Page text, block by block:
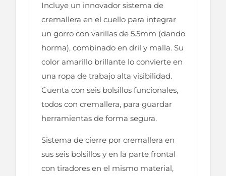
Incluye un innovador sistema de
cremallera en el cuello para integrar
un gorro con varillas de 5.5mm (dando
horma), combinado en dril y malla. Su
color amarillo brillante lo convierte en
una ropa de trabajo alta visibilidad.
Cuenta con seis bolsillos funcionales,
todos con cremallera, para guardar
herramientas de forma segura.
Sistema de cierre por cremallera en
sus seis bolsillos y en la parte frontal
con tiradores en el mismo material,